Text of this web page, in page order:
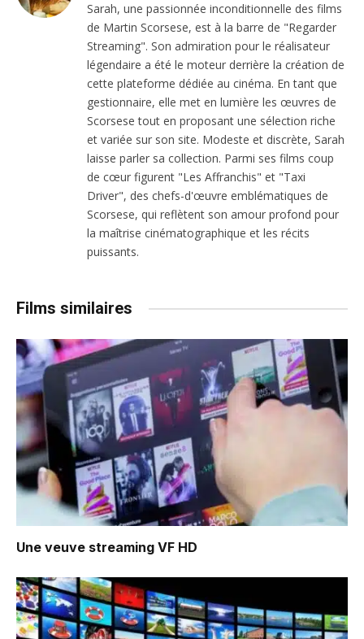
Sarah, une passionnée inconditionnelle des films
de Martin Scorsese, est à la barre de "Regarder
Streaming". Son admiration pour le réalisateur
légendaire a été le moteur derrière la création de
cette plateforme dédiée au cinéma. En tant que
gestionnaire, elle met en lumière les œuvres de
Scorsese tout en proposant une sélection riche
et variée sur son site. Modeste et discrète, Sarah
laisse parler sa collection. Parmi ses films coup
de cœur figurent "Les Affranchis" et "Taxi
Driver", des chefs-d'œuvre emblématiques de
Scorsese, qui reflètent son amour profond pour
la maîtrise cinématographique et les récits
puissants.
Films similaires
Une veuve streaming VF HD